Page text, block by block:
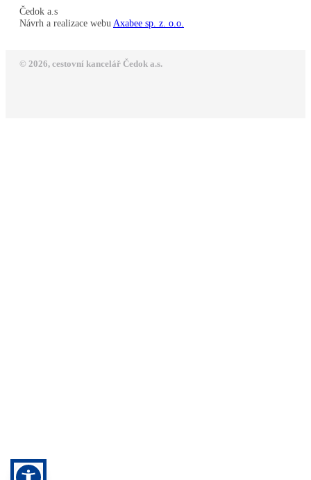
Čedok a.s
Návrh a realizace webu Axabee sp. z. o.o.
© 2026, cestovní kancelář Čedok a.s.